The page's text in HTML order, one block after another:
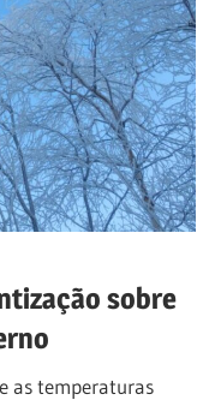
sobre
as temperaturas